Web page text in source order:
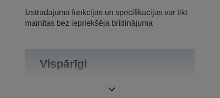
Izstrādājuma funkcijas un specifikācijas var tikt
mainītas bez iepriekšēja brīdinājuma
Vispārīgi